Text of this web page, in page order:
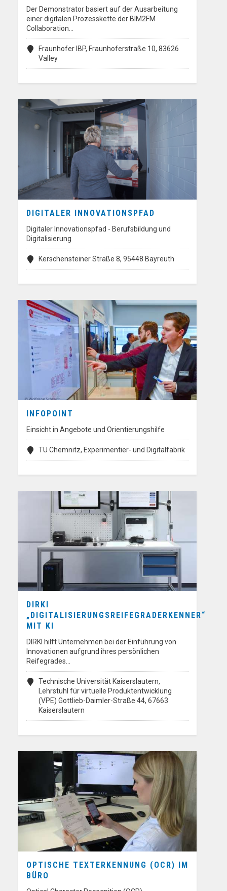
Der Demonstrator basiert auf der Ausarbeitung
einer digitalen Prozesskette der BIM2FM
Collaboration…
Fraunhofer IBP, Fraunhoferstraße 10, 83626
Valley
DIGITALER INNOVATIONSPFAD
Digitaler Innovationspfad - Berufsbildung und
Digitalisierung
Kerschensteiner Straße 8, 95448 Bayreuth
INFOPOINT
Einsicht in Angebote und Orientierungshilfe
TU Chemnitz, Experimentier- und Digitalfabrik
DIRKI
„DIGITALISIERUNGSREIFEGRADERKENNER“
MIT KI
DIRKI hilft Unternehmen bei der Einführung von
Innovationen aufgrund ihres persönlichen
Reifegrades…
Technische Universität Kaiserslautern,
Lehrstuhl für virtuelle Produktentwicklung
(VPE) Gottlieb-Daimler-Straße 44, 67663
Kaiserslautern
OPTISCHE TEXTERKENNUNG (OCR) IM
BÜRO